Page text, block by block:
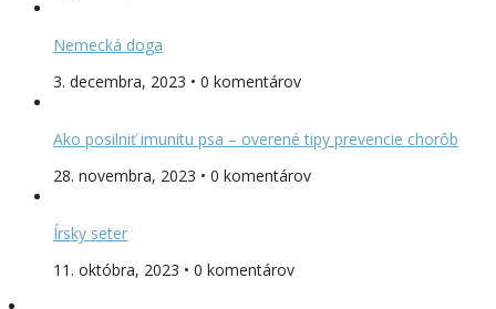
Nemecká doga
3. decembra, 2023 • 0 komentárov
Ako posilniť imunitu psa – overené tipy prevencie chorôb
28. novembra, 2023 • 0 komentárov
Írsky seter
11. októbra, 2023 • 0 komentárov